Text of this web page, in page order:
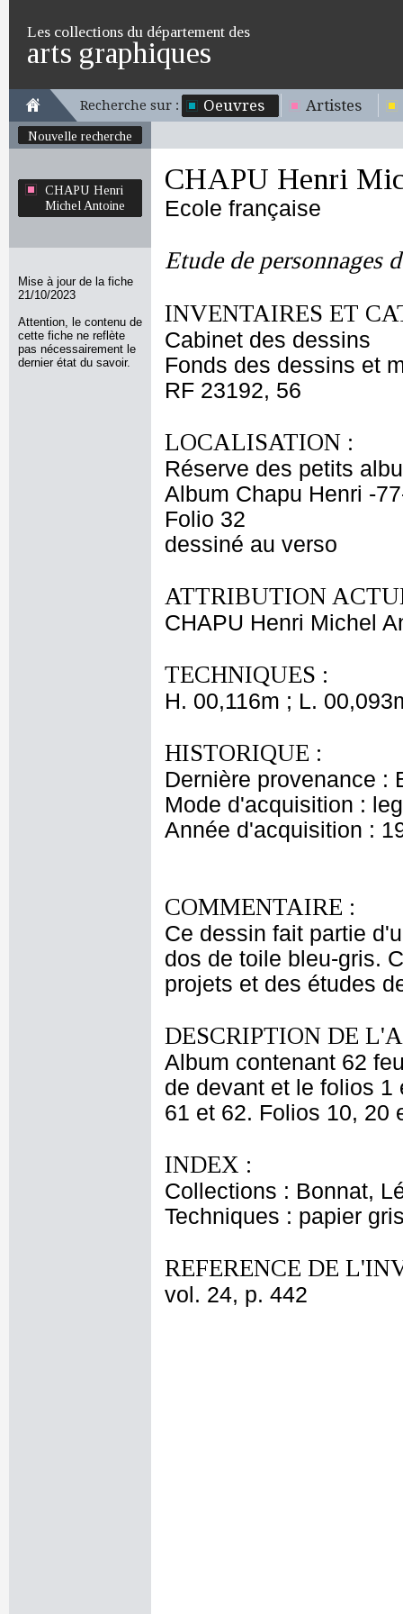
Les collections du département des
arts graphiques
Recherche sur : Oeuvres Artistes
Nouvelle recherche
CHAPU Henri
Michel Antoine
Mise à jour de la fiche
21/10/2023
Attention, le contenu de
cette fiche ne reflète
pas nécessairement le
dernier état du savoir.
CHAPU Henri
Ecole française
Etude de personnages
INVENTAIRES ET
Cabinet des dessins
Fonds des dessins et
RF 23192, 56
LOCALISATION :
Réserve des petits
Album Chapu Henri -
Folio 32
dessiné au verso
ATTRIBUTION
CHAPU Henri Michel
TECHNIQUES :
H. 00,116m ; L.
HISTORIQUE :
Dernière provenance :
Mode d'acquisition :
Année d'acquisition :
COMMENTAIRE :
Ce dessin fait partie
dos de toile bleu-gris.
projets et des études
DESCRIPTION DE
Album contenant 62
de devant et le folios 1
61 et 62. Folios 10, 20
INDEX :
Collections : Bonnat,
Techniques : papier
REFERENCE DE
vol. 24, p. 442